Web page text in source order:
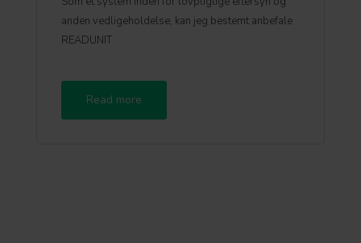
anden vedligeholdelse, kan jeg bestemt anbefale
READUNIT
Read more